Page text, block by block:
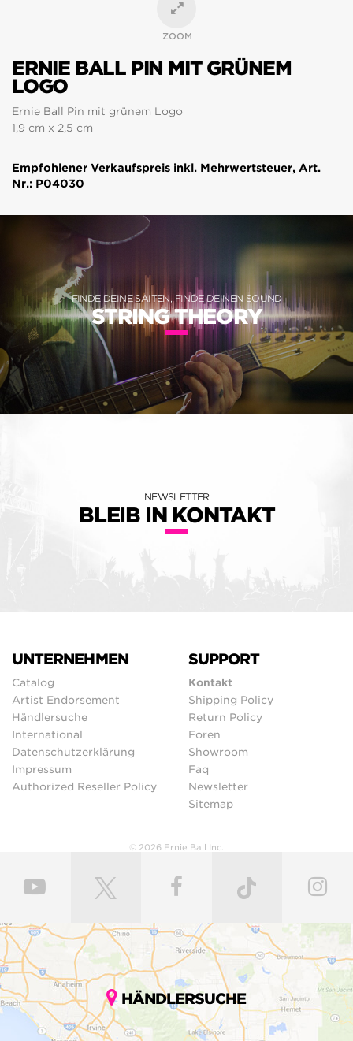
ZOOM
ERNIE BALL PIN MIT GRÜNEM
LOGO
Ernie Ball Pin mit grünem Logo
1,9 cm x 2,5 cm
Empfohlener Verkaufspreis inkl. Mehrwertsteuer, Art.
Nr.: P04030
FINDE DEINE SAITEN, FINDE DEINEN SOUND
STRING THEORY
NEWSLETTER
BLEIB IN KONTAKT
UNTERNEHMEN
Catalog
Artist Endorsement
Händlersuche
International
Datenschutzerklärung
Impressum
Authorized Reseller Policy
SUPPORT
Kontakt
Shipping Policy
Return Policy
Foren
Showroom
Faq
Newsletter
Sitemap
© 2026 Ernie Ball Inc.
HÄNDLERSUCHE